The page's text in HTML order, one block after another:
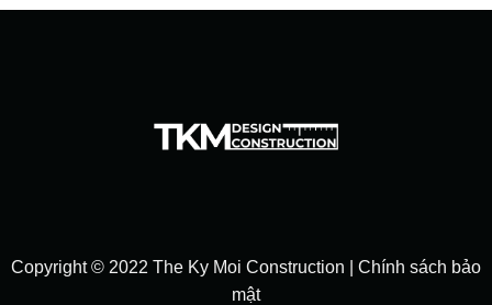
Copyright © 2022 The Ky Moi Construction | Chính sách bảo
mật